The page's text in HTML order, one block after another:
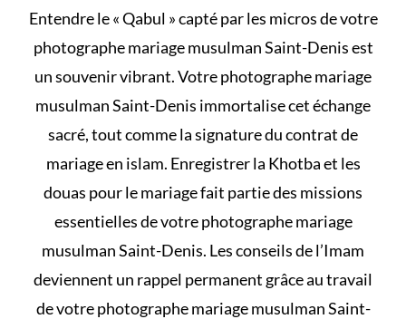
Entendre le « Qabul » capté par les micros de votre
photographe mariage musulman Saint-Denis est
un souvenir vibrant. Votre photographe mariage
musulman Saint-Denis immortalise cet échange
sacré, tout comme la signature ducontrat de
mariage en islam. Enregistrer la Khotba et les
douas pour le mariagefait partie des missions
essentielles de votre photographe mariage
musulman Saint-Denis. Les conseils de l’Imam
deviennent un rappel permanent grâce au travail
de votre photographe mariage musulman Saint-